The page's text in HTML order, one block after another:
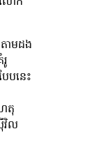
ាមដង
បនេះ
តុ
វិល